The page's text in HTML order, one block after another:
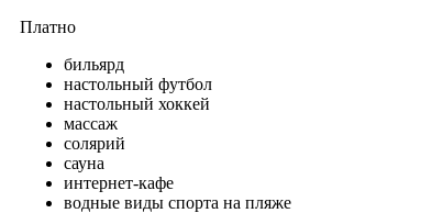
Платно
бильярд
настольный футбол
настольный хоккей
массаж
солярий
сауна
интернет-кафе
водные виды спорта на пляже